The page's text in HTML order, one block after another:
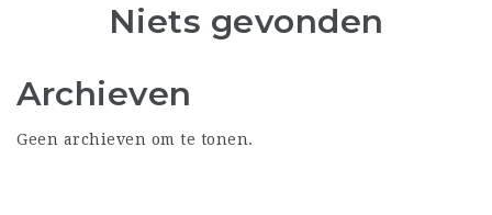
Niets gevonden
Archieven
Geen archieven om te tonen.